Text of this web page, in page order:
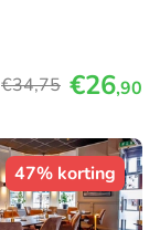
€34,75 €26,90
47% korting